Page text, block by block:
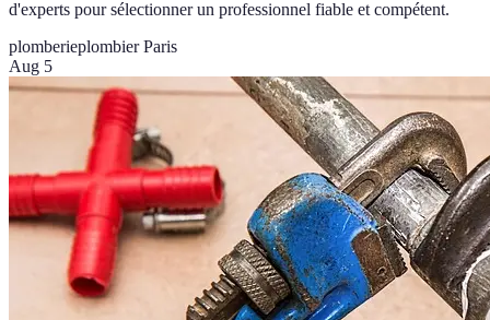
d'experts pour sélectionner un professionnel fiable et compétent.
plomberieplombier Paris
Aug 5